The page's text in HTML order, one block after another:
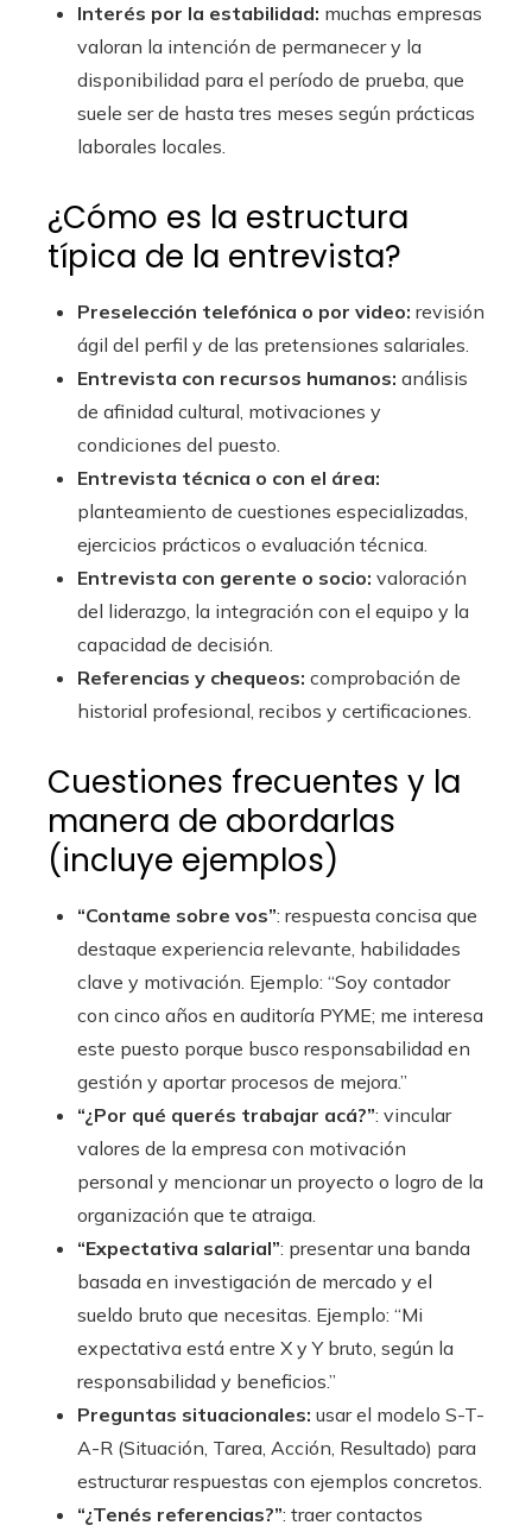
Interés por la estabilidad: muchas empresas
valoran la intención de permanecer y la
disponibilidad para el período de prueba, que
suele ser de hasta tres meses según prácticas
laborales locales.
¿Cómo es la estructura
típica de la entrevista?
Preselección telefónica o por video: revisión
ágil del perfil y de las pretensiones salariales.
Entrevista con recursos humanos: análisis
de afinidad cultural, motivaciones y
condiciones del puesto.
Entrevista técnica o con el área:
planteamiento de cuestiones especializadas,
ejercicios prácticos o evaluación técnica.
Entrevista con gerente o socio: valoración
del liderazgo, la integración con el equipo y la
capacidad de decisión.
Referencias y chequeos: comprobación de
historial profesional, recibos y certificaciones.
Cuestiones frecuentes y la
manera de abordarlas
(incluye ejemplos)
“Contame sobre vos”: respuesta concisa que
destaque experiencia relevante, habilidades
clave y motivación. Ejemplo: “Soy contador
con cinco años en auditoría PYME; me interesa
este puesto porque busco responsabilidad en
gestión y aportar procesos de mejora.”
“¿Por qué querés trabajar acá?”: vincular
valores de la empresa con motivación
personal y mencionar un proyecto o logro de la
organización que te atraiga.
“Expectativa salarial”: presentar una banda
basada en investigación de mercado y el
sueldo bruto que necesitas. Ejemplo: “Mi
expectativa está entre X y Y bruto, según la
responsabilidad y beneficios.”
Preguntas situacionales: usar el modelo S-T-
A-R (Situación, Tarea, Acción, Resultado) para
estructurar respuestas con ejemplos concretos.
“¿Tenés referencias?”: traer contactos